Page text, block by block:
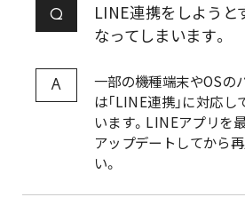
Q
LINE連携をしようと
なってしまいます。
A
一部の機種端末やOSの
は「LINE連携」に対応
います。LINEアプリを
アップデートしてから
い。